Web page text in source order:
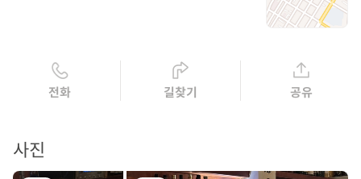
전화 길찾기 공유
사진